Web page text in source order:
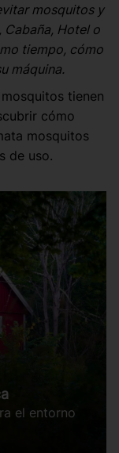
mosquitos y
Cabaña, Hotel o
tiempo, cómo
máquina.
tienen
cómo
mosquitos
de uso.
el entorno